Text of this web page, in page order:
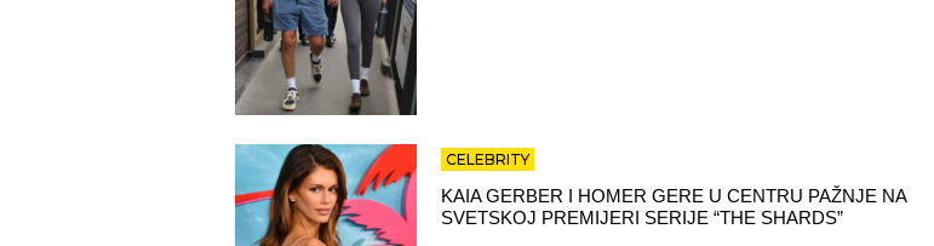
CELEBRITY
KAIA GERBER I HOMER GERE U CENTRU PAŽNJE NA
SVETSKOJ PREMIJERI SERIJE “THE SHARDS”